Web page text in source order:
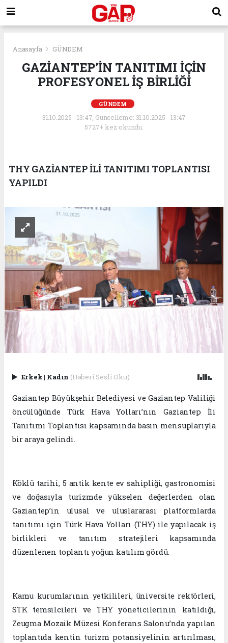
Anasayfa GÜNDEM
GAZİANTEP’İN TANITIMI İÇİN
PROFESYONEL İŞ BİRLİĞİ
GÜNDEM
31.10.2025 - 13:47, Güncelleme: 31.10.2025 - 13:47
5727+ kez okundu.
THY GAZİANTEP İLİ TANITIMI TOPLANTISI
YAPILDI
Erkek| Kadın (Haberi Sesli Oku)
Gaziantep Büyükşehir Belediyesi ve Gaziantep Valiliği
öncülüğünde Türk Hava Yolları’nın Gaziantep İli
Tanıtımı Toplantısı kapsamında basın mensuplarıyla
bir araya gelindi.
Köklü tarihi, 5 antik kente ev sahipliği, gastronomisi
ve doğasıyla turizmde yükselen değerlerden olan
Gaziantep’in ulusal ve uluslararası platformlarda
tanıtımı için Türk Hava Yolları (THY) ile yapılacak iş
birlikleri ve tanıtım stratejileri kapsamında
düzenlenen toplantı yoğun katılım gördü.
Kamu kurumlarının yetkilileri, üniversite rektörleri,
STK temsilcileri ve THY yöneticilerinin katıldığı,
Zeugma Mozaik Müzesi Konferans Salonu’nda yapılan
toplantıda kentin turizm potansiyelinin artırılması,